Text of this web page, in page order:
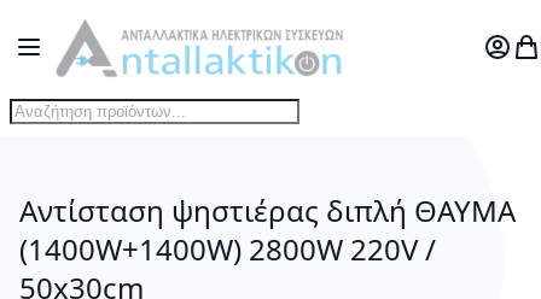
Μετάβαση στο περιεχόμενο
Toggle Nav
Ο
Αντίσταση ψηστιέρας διπλή ΘΑΥΜΑ
(1400W+1400W) 2800W 220V /
50x30cm